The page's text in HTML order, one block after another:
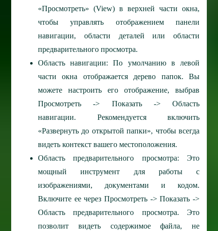
«Просмотреть» (View) в верхней части окна,
чтобы управлять отображением панели
навигации, области деталей или области
предварительного просмотра.
Область навигации: По умолчанию в левой
части окна отображается дерево папок. Вы
можете настроить его отображение, выбрав
Просмотреть -> Показать -> Область
навигации. Рекомендуется включить
«Развернуть до открытой папки», чтобы всегда
видеть контекст вашего местоположения.
Область предварительного просмотра: Это
мощный инструмент для работы с
изображениями, документами и кодом.
Включите ее через Просмотреть -> Показать ->
Область предварительного просмотра. Это
позволит видеть содержимое файла, не